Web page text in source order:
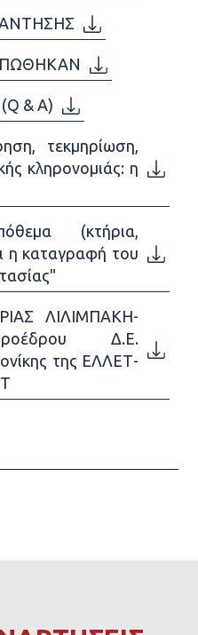
& A)
τεκμηρίωση,
κληρονομιάς: η
(κτήρια,
η καταγραφή του
ΛΙΛΙΜΠΑΚΗ-
Δ.Ε.
της ΕΛΛΕΤ-